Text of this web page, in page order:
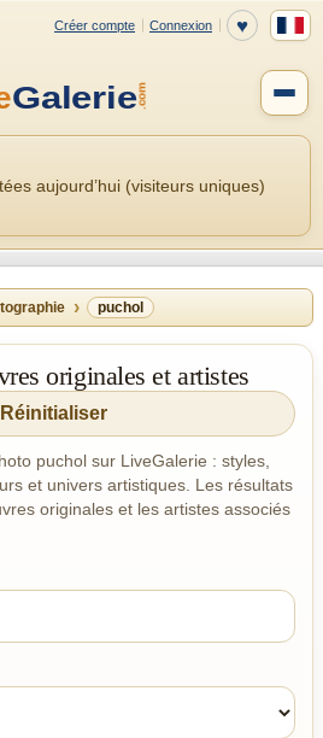
aujourd’hui (visiteurs uniques)
puchol
originales et artistes
Réinitialiser
puchol sur LiveGalerie : styles,
et univers artistiques. Les résultats
originales et les artistes associés